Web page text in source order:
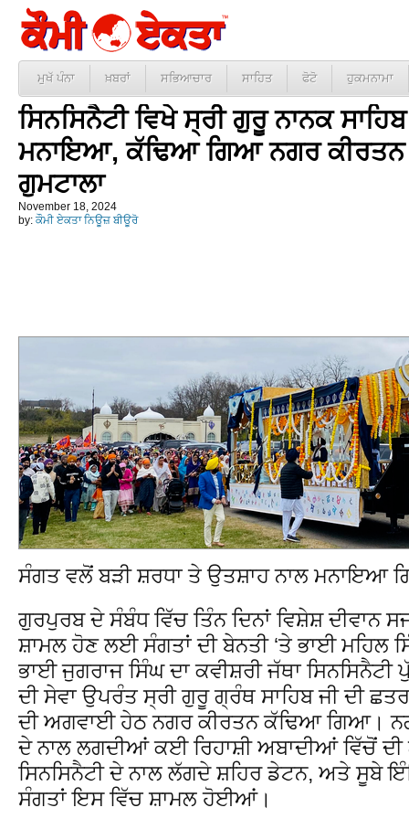
ਮੁਖੱ ਪੰਨਾ ਖ਼ਬਰਾਂ ਸਭਿਆਚਾਰ ਸਾਹਿਤ ਫੋਟੋ ਹੁਕਮਨਾਮਾ
ਸਿਨਸਿਨੈਟੀ ਵਿਖੇ ਸ੍ਰੀ ਗੁਰੂ ਨਾਨਕ
ਮਨਾਇਆ, ਕੱਢਿਆ ਗਿਆ ਨਗਰ ਕੀਰਤਨ
ਗੁਮਟਾਲਾ
November 18, 2024
by: ਕੌਮੀ ਏਕਤਾ ਨਿਊਜ਼ ਬੀਊਰੋ
ਸੰਗਤ ਵਲੋਂ ਬੜੀ ਸ਼ਰਧਾ ਤੇ ਉਤਸ਼ਾਹ ਨਾਲ ਮਨਾਇਆ
ਗੁਰਪੁਰਬ ਦੇ ਸੰਬੰਧ ਵਿੱਚ ਤਿੰਨ ਦਿਨਾਂ ਵਿਸ਼ੇਸ਼ ਦੀਵਾਨ
ਸ਼ਾਮਲ ਹੋਣ ਲਈ ਸੰਗਤਾਂ ਦੀ ਬੇਨਤੀ ‘ਤੇ ਭਾਈ ਮਹਿਲ
ਭਾਈ ਜੁਗਰਾਜ ਸਿੰਘ ਦਾ ਕਵੀਸ਼ਰੀ ਜੱਥਾ ਸਿਨਸਿਨੈਟੀ
ਦੀ ਸੇਵਾ ਉਪਰੰਤ ਸ੍ਰੀ ਗੁਰੂ ਗ੍ਰੰਥ ਸਾਹਿਬ ਜੀ ਦੀ
ਦੀ ਅਗਵਾਈ ਹੇਠ ਨਗਰ ਕੀਰਤਨ ਕੱਢਿਆ ਗਿਆ।
ਦੇ ਨਾਲ ਲਗਦੀਆਂ ਕਈ ਰਿਹਾਸ਼ੀ ਅਬਾਦੀਆਂ ਵਿੱਚੋਂ
ਸਿਨਸਿਨੈਟੀ ਦੇ ਨਾਲ ਲੱਗਦੇ ਸ਼ਹਿਰ ਡੇਟਨ, ਅਤੇ ਸੂਬੇ
ਸੰਗਤਾਂ ਇਸ ਵਿੱਚ ਸ਼ਾਮਲ ਹੋਈਆਂ।